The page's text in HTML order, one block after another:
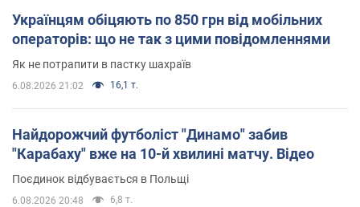
Українцям обіцяють по 850 грн від мобільних
операторів: що не так з цими повідомленнями
Як не потрапити в пастку шахраїв
6.08.2026 21:02 16,1 т.
Найдорожчий футболіст "Динамо" забив
"Карабаху" вже на 10-й хвилині матчу. Відео
Поєдинок відбувається в Польщі
6.08.2026 20:48 6,8 т.